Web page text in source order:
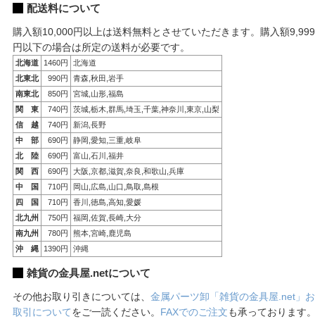
配送料について
購入額10,000円以上は送料無料とさせていただきます。購入額9,999
円以下の場合は所定の送料が必要です。
北海道 1460円
北海道
北東北
990円
青森,秋田,岩手
南東北
850円
宮城,山形,福島
関 東
740円
茨城,栃木,群馬,埼玉,千葉,神奈川,東京,山梨
信 越
740円
新潟,長野
中 部
690円
静岡,愛知,三重,岐阜
北 陸
690円
富山,石川,福井
関 西
690円
大阪,京都,滋賀,奈良,和歌山,兵庫
中 国
710円
岡山,広島,山口,鳥取,島根
四 国
710円
香川,徳島,高知,愛媛
北九州
750円
福岡,佐賀,長崎,大分
南九州
780円
熊本,宮崎,鹿児島
沖 縄
1390円 沖縄
雑貨の金具屋.netについて
その他お取り引きについては、 金属パーツ卸「雑貨の金具屋.net」お
取引についてをご一読ください。 FAXでのご注文も承っております